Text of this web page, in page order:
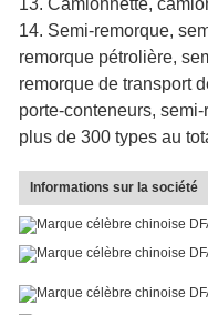
13. Camionnette,
14. Semi-remorque,
remorque pétrolière,
remorque de transport
porte-conteneurs,
plus de 300 types au
Informations sur la société